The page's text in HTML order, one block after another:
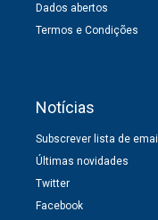
Dados abertos
Termos e Condições
Notícias
Subscrever lista de email
Últimas novidades
Twitter
Facebook